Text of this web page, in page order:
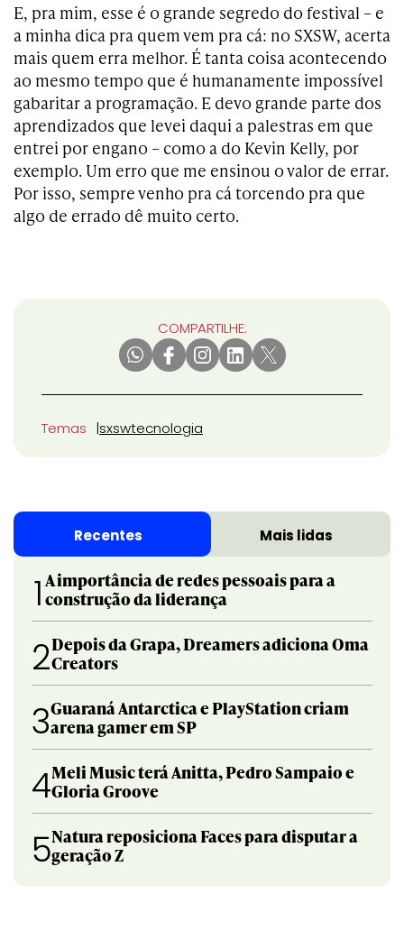
E, pra mim, esse é o grande segredo do festival – e
a minha dica pra quem vem pra cá: no SXSW, acerta
mais quem erra melhor. É tanta coisa acontecendo
ao mesmo tempo que é humanamente impossível
gabaritar a programação. E devo grande parte dos
aprendizados que levei daqui a palestras em que
entrei por engano – como a do Kevin Kelly, por
exemplo. Um erro que me ensinou o valor de errar.
Por isso, sempre venho pra cá torcendo pra que
algo de errado dê muito certo.
COMPARTILHE:
Temas sxswtecnologia
Recentes Mais lidas
1 A importância de redes pessoais para a
construção da liderança
2Depois da Grapa, Dreamers adiciona Oma
Creators
3Guaraná Antarctica e PlayStation criam
arena gamer em SP
4Meli Music terá Anitta, Pedro Sampaio e
Gloria Groove
5Natura reposiciona Faces para disputar a
geração Z